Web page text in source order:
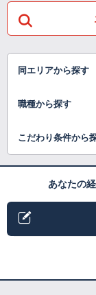
同エリアから探す
職種から探す
こだわり条件から
あなたの